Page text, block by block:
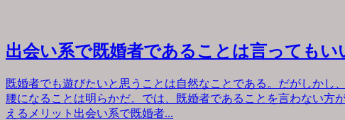
出会い系で既婚者であることは言ってもい
既婚者でも遊びたいと思うことは自然なことである。だがしかし
腰になることは明らかだ。では、既婚者であることを言わない方
えるメリット出会い系で既婚者...